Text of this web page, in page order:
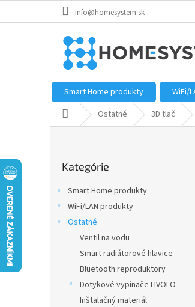
info@homesystem.sk
Smart Home produkty WiFi/
Domov Ostatné 3D tlač
kategórie
Kategórie
Smart Home produkty
WiFi/LAN produkty
Ostatné
Ventil na vodu
Smart radiátorové hlavice
Bluetooth reproduktory
Dotykové vypínače LIVOLO
Inštalačný materiál